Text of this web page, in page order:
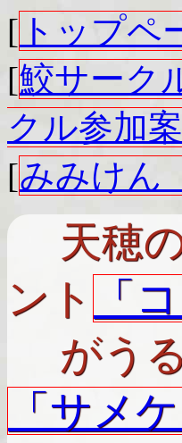
[ トップペ
[鮫サーク
クル参加
[みみけん
天穂の
ント
「
がう
「サメ